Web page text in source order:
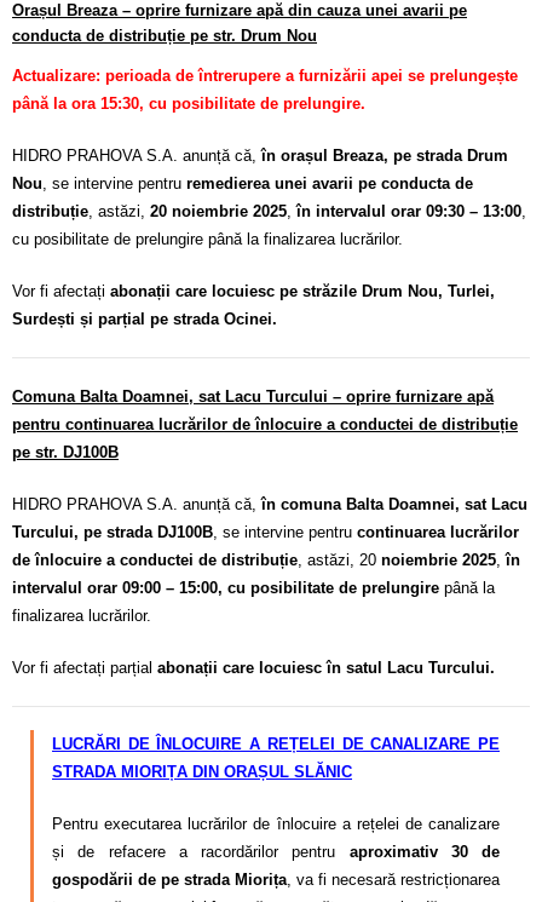
Orașul Breaza – oprire furnizare apă din cauza unei avarii pe
conducta de distribuție pe str. Drum Nou
Actualizare: perioada de întrerupere a furnizării apei se prelungește
până la ora 15:30, cu posibilitate de prelungire.
HIDRO PRAHOVA S.A. anunță că,în orașul Breaza, pe strada Drum
Nou, se intervine pentru remedierea unei avarii pe conducta de
distribuție, astăzi, 20 noiembrie 2025,în intervalul orar 09:30 – 13:00,
cu posibilitate de prelungire până la finalizarea lucrărilor.
Vor fi afectați abonații care locuiesc pe străzile Drum Nou, Turlei,
Surdești și parțial pe strada Ocinei.
Comuna Balta Doamnei, sat Lacu Turcului – oprire furnizare apă
pentru continuarea lucrărilor de înlocuire a conductei de distribuție
pe str. DJ100B
HIDRO PRAHOVA S.A. anunță că,în comuna Balta Doamnei, sat Lacu
Turcului, pe strada DJ100B , se intervine pentru continuarea lucrărilor
de înlocuire a conductei de distribuție , astăzi, 20 noiembrie 2025 ,în
intervalul orar 09:00 – 15:00, cu posibilitate de prelungire până la
finalizarea lucrărilor.
Vor fi afectați parțial abonații care locuiesc în satul Lacu Turcului.
LUCRĂRI DE ÎNLOCUIRE A REȚELEI DE CANALIZARE PE
STRADA MIORIȚA DIN ORAȘUL SLĂNIC
Pentru executarea lucrărilor de înlocuire a rețelei de canalizare
și de refacere a racordărilor pentru aproximativ 30 de
gospodării de pe strada Miorița, va fi necesară restricționarea